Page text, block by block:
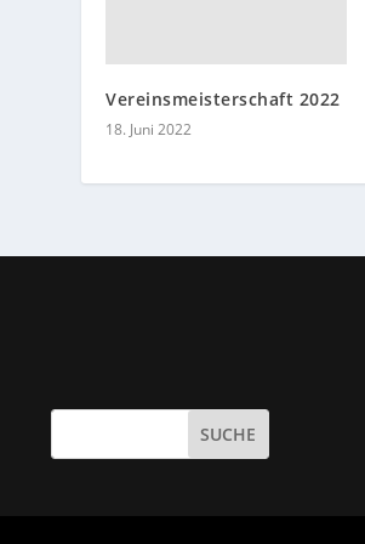
Vereinsmeisterschaft 2022
18. Juni 2022